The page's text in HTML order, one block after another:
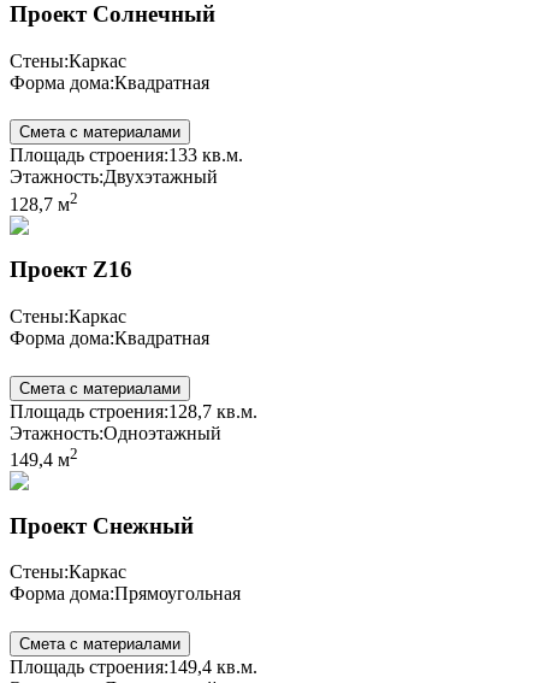
Проект Солнечный
Стены:Каркас
Форма дома:Квадратная
Смета с материалами
Площадь строения:133 кв.м.
Этажность:Двухэтажный
128,7 м2
Проект Z16
Стены:Каркас
Форма дома:Квадратная
Смета с материалами
Площадь строения:128,7 кв.м.
Этажность:Одноэтажный
149,4 м2
Проект Снежный
Стены:Каркас
Форма дома:Прямоугольная
Смета с материалами
Площадь строения:149,4 кв.м.